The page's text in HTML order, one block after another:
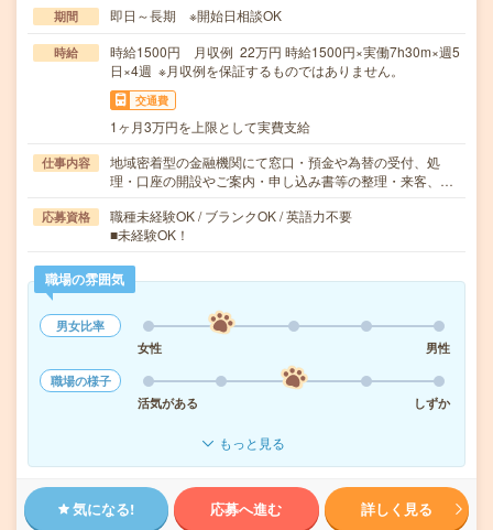
期間 即日～長期 ※開始日相談OK
時給
時給1500円 月収例 22万円 時給1500円×実働7h30m×週5
日×4週 ※月収例を保証するものではありません。
交通費
1ヶ月3万円を上限として実費支給
仕事内容
地域密着型の金融機関にて窓口・預金や為替の受付、処
理・口座の開設やご案内・申し込み書等の整理・来客、…
応募資格
職種未経験OK / ブランクOK / 英語力不要
■未経験OK！
職場の雰囲気
男女比率
女性
男性
職場の様子
活気がある
しずか
もっと見る
気になる! 応募へ進む 詳しく見る